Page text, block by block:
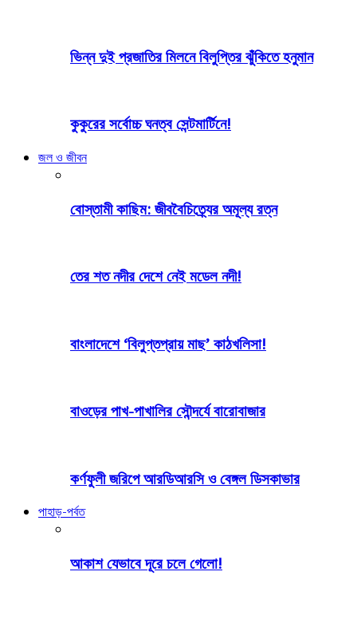
ভিন্ন দুই প্রজাতির মিলনে বিলুপ্তির ঝুঁকিতে হনুমান
কুকুরের সর্বোচ্চ ঘনত্ব সেন্টমার্টিনে!
জল ও জীবন
বোস্তামী কাছিম: জীববৈচিত্র্যের অমূল্য রত্ন
তের শত নদীর দেশে নেই মডেল নদী!
বাংলাদেশে ‘বিলুপ্তপ্রায় মাছ’ কাঠখলিসা!
বাওড়ের পাখ-পাখালির সৌন্দর্যে বারোবাজার
কর্ণফুলী জরিপে আরডিআরসি ও বেঙ্গল ডিসকাভার
পাহাড়-পর্বত
আকাশ যেভাবে দূরে চলে গেলো!